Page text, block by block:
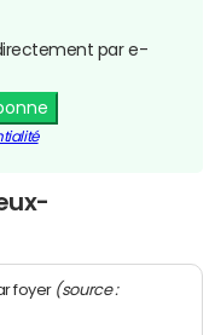
par e-
foyer (source :